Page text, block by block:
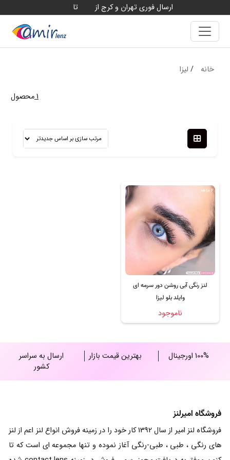
ارسال فوری تهران و کرج از تا
خانه / لیزا
1محصول
لنز رنگی آبی روشن دور سرمه ای
وایلد بلو لیزا
ناموجود
6 ماهه
100% اورجینال بهترین قیمت بازار
ارسال به سراسر
کشور
فروشگاه امیرلنز
فروشگاه لنز امیر از سال 1392 کار خود را در زمینه فروش انواع لنز اعم از لنز
های رنگی ، طبی ، طبی-رنگی آغاز نموده و تنها مجموعه ای است که تا